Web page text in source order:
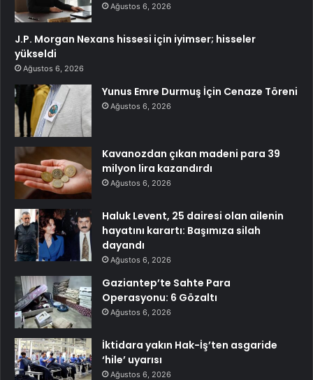
Ağustos 6, 2026
J.P. Morgan Nexans hissesi için iyimser; hisseler
yükseldi
Ağustos 6, 2026
Yunus Emre Durmuş İçin Cenaze Töreni
Ağustos 6, 2026
Kavanozdan çıkan madeni para 39
milyon lira kazandırdı
Ağustos 6, 2026
Haluk Levent, 25 dairesi olan ailenin
hayatını karartı: Başımıza silah
dayandı
Ağustos 6, 2026
Gaziantep’te Sahte Para
Operasyonu: 6 Gözaltı
Ağustos 6, 2026
İktidara yakın Hak-İş’ten asgaride
‘hile’ uyarısı
Ağustos 6, 2026